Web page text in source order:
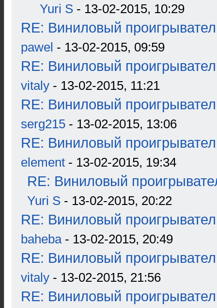
Yuri S - 13-02-2015, 10:29
RE: Виниловый
pawel - 13-02-2015, 09:59
RE: Виниловый
vitaly - 13-02-2015, 11:21
RE: Виниловый
serg215 - 13-02-2015, 13:06
RE: Виниловый
element - 13-02-2015, 19:34
RE: Виниловый
Yuri S - 13-02-2015, 20:22
RE: Виниловый
baheba- 13-02-2015, 20:49
RE: Виниловый
vitaly - 13-02-2015, 21:56
RE: Виниловый